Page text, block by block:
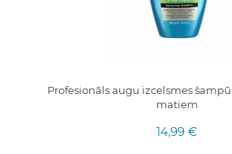
Profesionāls augu izcelsmes
matiem
14,99 €